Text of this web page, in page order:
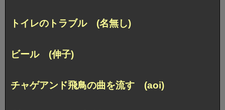
トイレのトラブル (名無し)
ビール (伸子)
チャゲアンド飛鳥の曲を流す (aoi)